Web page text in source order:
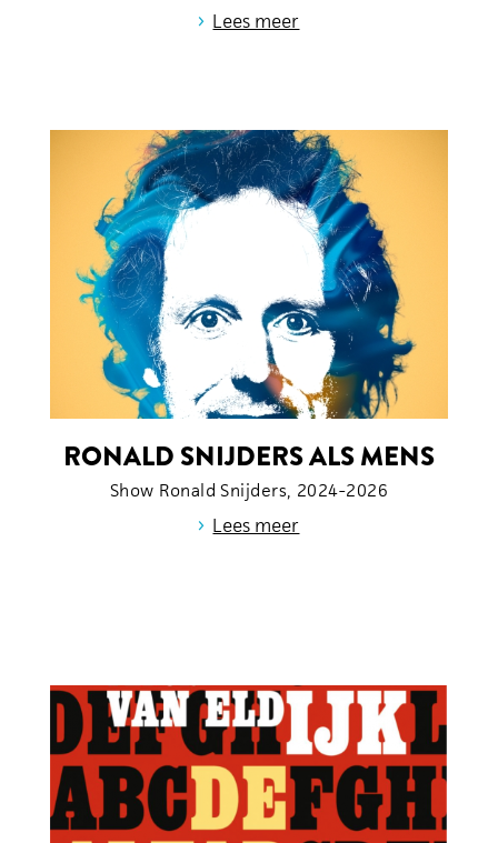
› Lees meer
RONALD SNIJDERS ALS MENS
Show Ronald Snijders, 2024-2026
› Lees meer